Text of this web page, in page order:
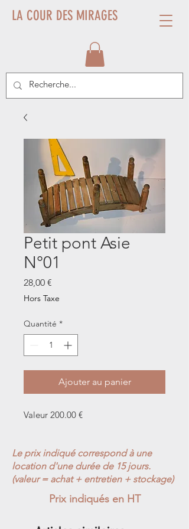
LA COUR DES MIRAGES
Petit pont Asie
N°01
28,00 €
Hors Taxe
Quantité *
Ajouter au panier
Valeur 200.00 €
Le prix indiqué correspond à une
location d'une durée de 15 jours.
(valeur = achat + entretien + stockage)
Prix indiqués en HT